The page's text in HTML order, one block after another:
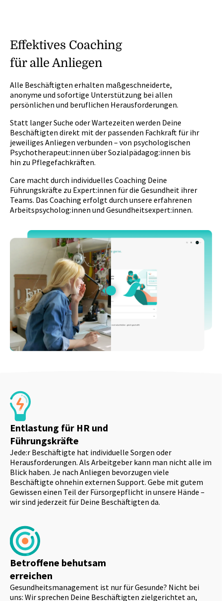
Effektives Coaching
für alle Anliegen
Alle Beschäftigten erhalten maßgeschneiderte,
anonyme und sofortige Unterstützung bei allen
persönlichen und beruflichen Herausforderungen.
Statt langer Suche oder Wartezeiten werden Deine
Beschäftigten direkt mit der passenden Fachkraft für ihr
jeweiliges Anliegen verbunden – von psychologischen
Psychotherapeut:innen über Sozialpädagog:innen bis
hin zu Pflegefachkräften.
Care macht durch individuelles Coaching Deine
Führungskräfte zu Expert:innen für die Gesundheit ihrer
Teams. Das Coaching erfolgt durch unsere erfahrenen
Arbeitspsycholog:innen und Gesundheitsexpert:innen.
Entlastung für HR und
Führungskräfte
Jede:r Beschäftigte hat individuelle Sorgen oder
Herausforderungen. Als Arbeitgeber kann man nicht alle im
Blick haben. Je nach Anliegen bevorzugen viele
Beschäftigte ohnehin externen Support. Gebe mit gutem
Gewissen einen Teil der Fürsorgepflicht in unsere Hände –
wir sind jederzeit für Deine Beschäftigten da.
Betroffene behutsam
erreichen
Gesundheitsmanagement ist nur für Gesunde? Nicht bei
uns: Wir sprechen Deine Beschäftigten zielgerichtet an,